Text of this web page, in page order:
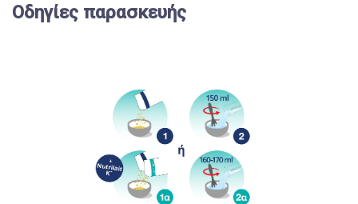
Οδηγίες παρασκευής